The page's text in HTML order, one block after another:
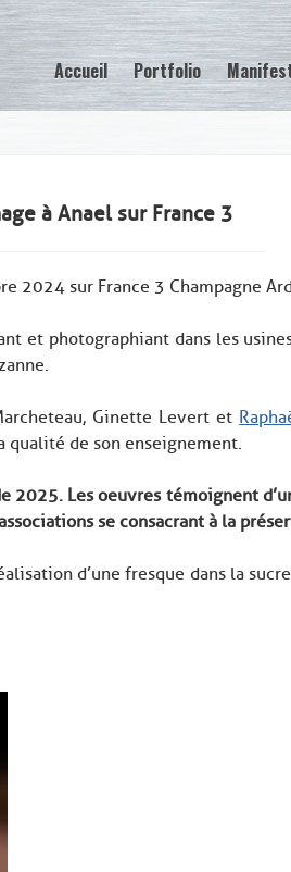
Accueil Portfolio
à Anael sur France 3
2024 sur France 3 Champagne
et photographiant dans les
Ginette Levert et
qualité de son enseignement.
2025. Les oeuvres témoignent
se consacrant à la
d’une fresque dans la